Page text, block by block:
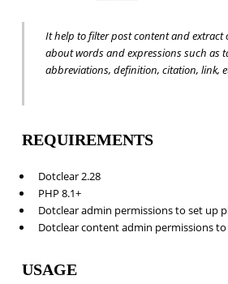
It help to filter post content and extract
about words and expressions such as
abbreviations, definition, citation, link,
REQUIREMENTS
Dotclear 2.28
PHP 8.1+
Dotclear admin permissions to set up
Dotclear content admin permissions
USAGE